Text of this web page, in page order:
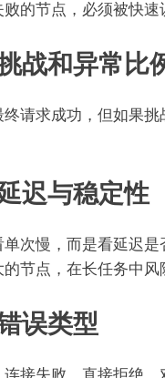
的节点，必须被快速
战和异常比
终请求成功，但如果挑
迟与稳定性
次慢，而是看延迟是
节点，在长任务中风
误类型